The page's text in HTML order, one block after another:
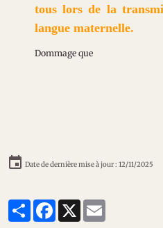
tous lors de la
langue maternelle.
Dommage que
Date de dernière mise à jour : 12/11/2025
PartagerFacebook
X